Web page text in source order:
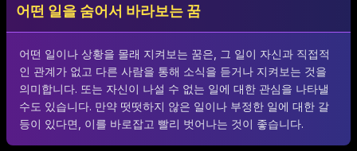
어떤 일을 숨어서 바라보는 꿈
어떤 일이나 상황을 몰래 지켜보는 꿈은, 그 일이 자신과 직접적
인 관계가 없고 다른 사람을 통해 소식을 듣거나 지켜보는 것을
의미합니다. 또는 자신이 나설 수 없는 일에 대한 관심을 나타낼
수도 있습니다. 만약 떳떳하지 않은 일이나 부정한 일에 대한 갈
등이 있다면, 이를 바로잡고 빨리 벗어나는 것이 좋습니다.